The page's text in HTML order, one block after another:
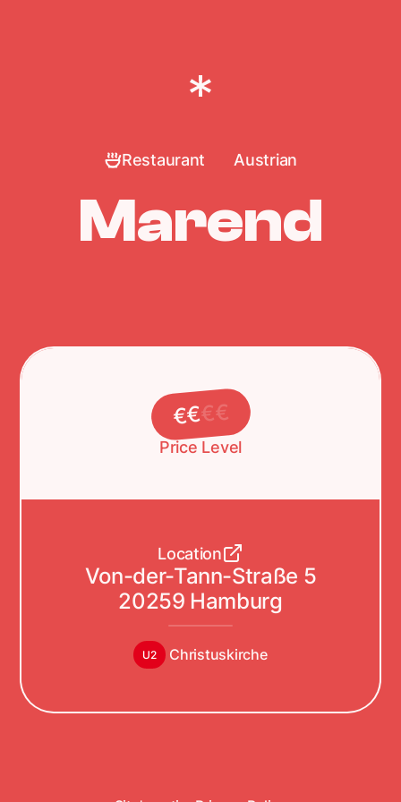
Restaurant Austrian
Marend
€€€€
Price Level
Location
Von-der-Tann-Straße 5
20259 Hamburg
U2 Christuskirche